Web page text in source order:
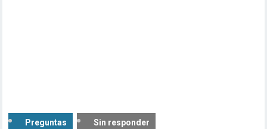
Preguntas Sin responder